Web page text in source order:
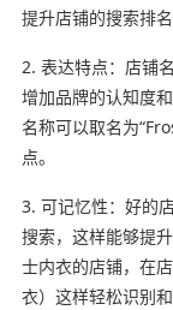
提升店铺的搜索排
2. 表达特点：店铺
增加品牌的认知度
名称可以取名为
点。
3. 可记忆性：好的
搜索，这样能够提
士内衣的店铺，在
衣）这样轻松识别和